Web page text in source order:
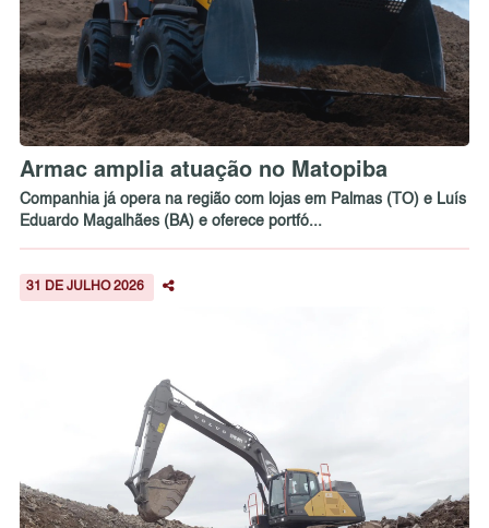
Armac amplia atuação no Matopiba
Companhia já opera na região com lojas em Palmas (TO) e Luís
Eduardo Magalhães (BA) e oferece portfó...
31 DE JULHO 2026